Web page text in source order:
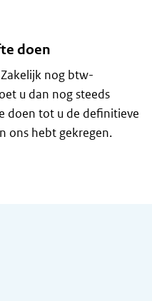
doen
nog btw-
u dan nog steeds
doen tot u de definitieve
ons hebt gekregen.